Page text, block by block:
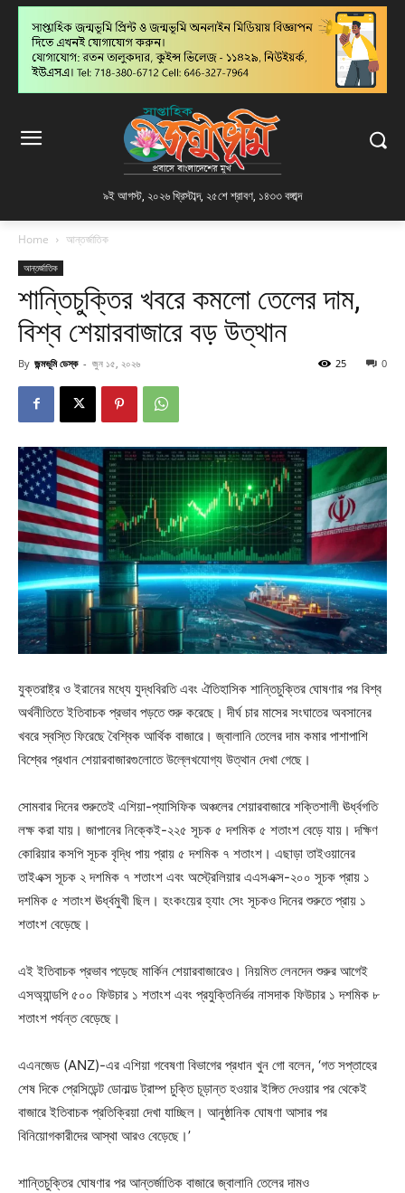
৯ই আগস্ট, ২০২৬ খ্রিস্টাব্দ, ২৫শে শ্রাবণ, ১৪৩৩ বঙ্গাব্দ
Home আন্তর্জাতিক
আন্তর্জাতিক
শান্তিচুক্তির খবরে কমলো তেলের দাম,
বিশ্ব শেয়ারবাজারে বড় উত্থান
By জন্মভূমি ডেস্ক - জুন ১৫, ২০২৬ 0
25
যুক্তরাষ্ট্র ও ইরানের মধ্যে যুদ্ধবিরতি এবং ঐতিহাসিক শান্তিচুক্তির ঘোষণার পর বিশ্ব
অর্থনীতিতে ইতিবাচক প্রভাব পড়তে শুরু করেছে। দীর্ঘ চার মাসের সংঘাতের অবসানের
খবরে স্বস্তি ফিরেছে বৈশ্বিক আর্থিক বাজারে। জ্বালানি তেলের দাম কমার পাশাপাশি
বিশ্বের প্রধান শেয়ারবাজারগুলোতে উল্লেখযোগ্য উত্থান দেখা গেছে।
সোমবার দিনের শুরুতেই এশিয়া-প্যাসিফিক অঞ্চলের শেয়ারবাজারে শক্তিশালী ঊর্ধ্বগতি
লক্ষ করা যায়। জাপানের নিক্কেই-২২৫ সূচক ৫ দশমিক ৫ শতাংশ বেড়ে যায়। দক্ষিণ
কোরিয়ার কসপি সূচক বৃদ্ধি পায় প্রায় ৫ দশমিক ৭ শতাংশ। এছাড়া তাইওয়ানের
তাইএক্স সূচক ২ দশমিক ৭ শতাংশ এবং অস্ট্রেলিয়ার এএসএক্স-২০০ সূচক প্রায় ১
দশমিক ৫ শতাংশ ঊর্ধ্বমুখী ছিল। হংকংয়ের হ্যাং সেং সূচকও দিনের শুরুতে প্রায় ১
শতাংশ বেড়েছে।
এই ইতিবাচক প্রভাব পড়েছে মার্কিন শেয়ারবাজারেও। নিয়মিত লেনদেন শুরুর আগেই
এসঅ্যান্ডপি ৫০০ ফিউচার ১ শতাংশ এবং প্রযুক্তিনির্ভর নাসদাক ফিউচার ১ দশমিক ৮
শতাংশ পর্যন্ত বেড়েছে।
এএনজেড (ANZ)-এর এশিয়া গবেষণা বিভাগের প্রধান খুন গো বলেন, ‘গত সপ্তাহের
শেষ দিকে প্রেসিডেন্ট ডোনাল্ড ট্রাম্প চুক্তি চূড়ান্ত হওয়ার ইঙ্গিত দেওয়ার পর থেকেই
বাজারে ইতিবাচক প্রতিক্রিয়া দেখা যাচ্ছিল। আনুষ্ঠানিক ঘোষণা আসার পর
বিনিয়োগকারীদের আস্থা আরও বেড়েছে।’
শান্তিচুক্তির ঘোষণার পর আন্তর্জাতিক বাজারে জ্বালানি তেলের দামও